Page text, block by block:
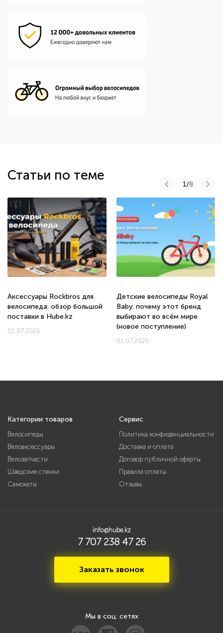
Статьи по теме
Аксессуары Rockbros для
велосипеда: обзор большой
поставки в Hube.kz
01.07.2026
Детские велосипеды Royal
Baby: почему этот бренд
выбирают во всём мире
(новое поступление)
01.07.2026
1/8
Категории товаров
Велосипеды
Велоаксессуары
Велозапчасти
Шведские стенки
Самокаты
Сервис
Политика конфиденциальности
Доставка и оплата
Договор публичной оферты
Правила оплаты
Отзывы
info@hube.kz
7 707 238 47 26
Заказать звонок
Мы в соц. сетях